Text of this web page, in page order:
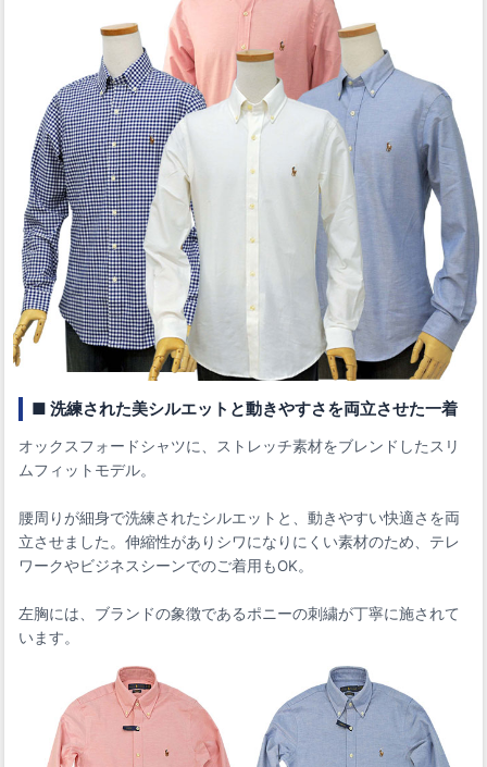
■ 洗練された美シルエットと動きやすさを両立させた一着
オックスフォードシャツに、ストレッチ素材をブレンドしたスリ
ムフィットモデル。
腰周りが細身で洗練されたシルエットと、動きやすい快適さを両
立させました。伸縮性がありシワになりにくい素材のため、テレ
ワークやビジネスシーンでのご着用もOK。
左胸には、ブランドの象徴であるポニーの刺繍が丁寧に施されて
います。